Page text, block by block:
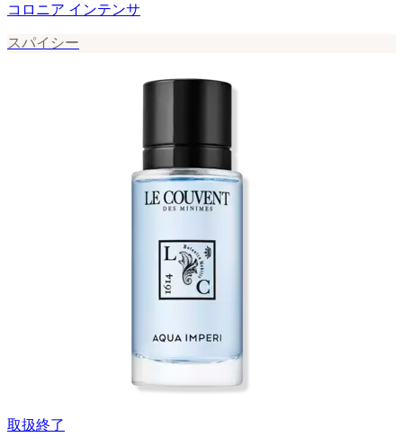
コロニア インテンサ
スパイシー
取扱終了